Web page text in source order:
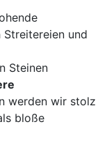
und
Steinen
werden wir stolz
bloße